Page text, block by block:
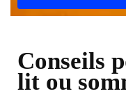
Conseils
lit ou